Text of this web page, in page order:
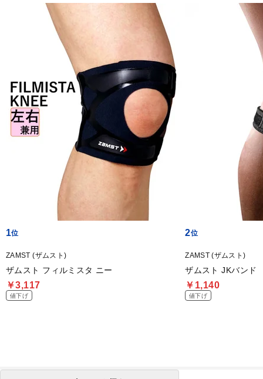
1
ZAMST (ザムスト)
ザムスト フィルミスタ ニー
￥3,117
値下げ
2
ZAMST (ザムスト)
ザムスト JKバンド
￥1,140
値下げ